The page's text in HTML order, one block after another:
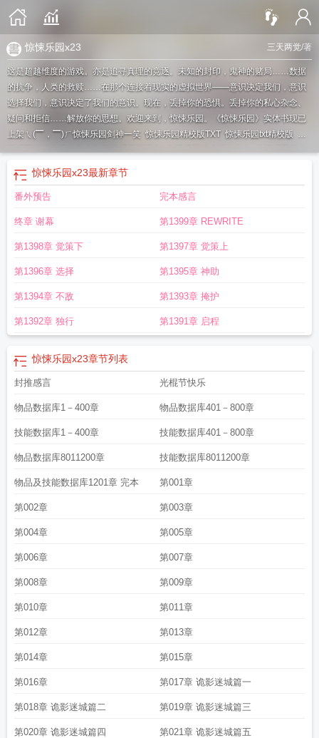
三天两觉/著
惊悚乐园x23
这是超越维度的游戏。亦是追寻真理的竞逐。未知的封印，鬼神的赌局……数据
的抗争，人类的救赎……在那个连接着现实的虚拟世界——意识决定我们，意识
选择我们，意识决定了我们的意识。现在，丢掉你的恐惧。丢掉你的私心杂念、
疑问和拒信……解放你的思想。欢迎来到，惊悚乐园。《惊悚乐园》实体书现已
上架ㄟ(▔，▔)ㄏ惊悚乐园剑神一笑 惊悚乐园精校版TXT 惊悚乐园txt精校版 惊
阁免费阅读
惊悚乐园作者 惊悚乐园TXT
园结局
乐园番外惊悚乐园图片 惊悚乐园是双男主吗惊悚乐园漫剧播放破亿
情线吗惊悚乐园动漫 惊悚乐园好看吗
黎若雨惊悚乐园简介 惊悚乐园三天两觉惊悚乐园吞天鬼骁
笔趣阁惊悚乐园是无cp文吗 惊悚乐园百度惊悚乐园在线观看
觉笔趣阁惊悚乐园多少字 惊悚乐园什么时候写的 惊悚乐园txt完整无错版
的什么惊悚乐园精校版TXT八零 惊悚乐园txt无错精校版
悚乐园三部曲是哪三部惊悚乐园百度百科惊悚乐园全文免费阅读惊悚乐园笔趣
阁免费阅读无弹窗惊悚乐园在线阅读
感觉很失望惊悚乐园TXT百度惊悚乐园诗号惊悚乐园完结了吗惊悚乐园百
科惊悚乐园无弹窗笔趣阁 惊悚乐园笔趣阁无弹窗惊悚乐园 三天两觉
是无限流吗
惊悚乐园x23最新章节
番外预告 完本感言
终章 谢幕 第1399章 REWRITE
第1398章 觉策下 第1397章 觉策上
第1396章 选择 第1395章 神助
第1394章 不敌 第1393章 掩护
第1392章 独行 第1391章 启程
惊悚乐园x23章节列表
封推感言 光棍节快乐
物品数据库1－400章 物品数据库401－800章
技能数据库1－400章 技能数据库401－800章
物品数据库8011200章 技能数据库8011200章
物品及技能数据库1201章 完本 第001章
第002章 第003章
第004章 第005章
第006章 第007章
第008章 第009章
第010章 第011章
第012章 第013章
第014章 第015章
第016章 第017章 诡影迷城篇一
第018章 诡影迷城篇二 第019章 诡影迷城篇三
第020章 诡影迷城篇四 第021章 诡影迷城篇五